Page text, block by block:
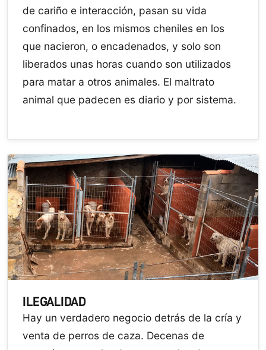
de cariño e interacción, pasan su vida
confinados, en los mismos cheniles en los
que nacieron, o encadenados, y solo son
liberados unas horas cuando son utilizados
para matar a otros animales. El maltrato
animal que padecen es diario y por sistema.
ILEGALIDAD
Hay un verdadero negocio detrás de la cría y
venta de perros de caza. Decenas de